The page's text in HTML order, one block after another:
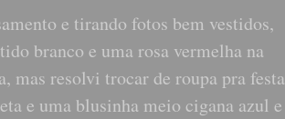
e tirando fotos bem vestidos,
branco e uma rosa vermelha na
mas resolvi trocar de roupa pra festa
e uma blusinha meio cigana azul e